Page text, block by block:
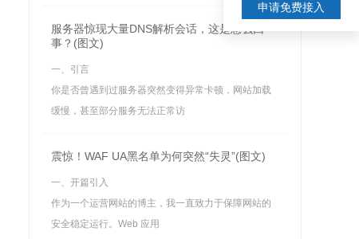
服务器惊现大量DNS解析会话，这是怎么回
事？(图文)
一、引言
你是否曾遇到过服务器突然变得异常卡顿，网站加载
缓慢，甚至部分服务无法正常访
震惊！WAF UA黑名单为何突然“失灵”(图文)
一、开篇引入
作为一个运营网站的博主，我一直致力于保障网站的
安全稳定运行。Web 应用
申请免费接入